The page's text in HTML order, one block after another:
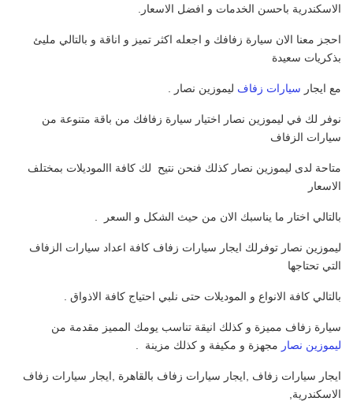
الاسكندرية باحسن الخدمات و افضل الاسعار.
احجز معنا الان سيارة زفافك و اجعله اكثر تميز و اناقة و بالتالي مليئ
بذكريات سعيدة
مع ايجار سيارات زفاف ليموزين نصار .
نوفر لك في ليموزين نصار اختيار سيارة زفافك من باقة متنوعة من
سيارات الزفاف
متاحة لدى ليموزين نصار كذلك فنحن نتيح لك كافة االموديلات بمختلف
الاسعار
بالتالي اختار ما يناسبك الان من حيث الشكل و السعر .
ليموزين نصار توفرلك ايجار سيارات زفاف كافة اعداد سيارات الزفاف
التي تحتاجها
بالتالي كافة الانواع و الموديلات حتى نلبي احتياج كافة الاذواق .
سيارة زفاف مميزة و كذلك انيقة تناسب يومك المميز مقدمة من
ليموزين نصار مجهزة و مكيفة و كذلك مزينة .
ايجار سيارات زفاف ,ايجار سيارات زفاف بالقاهرة ,ايجار سيارات زفاف
الاسكندرية,